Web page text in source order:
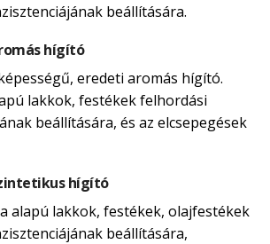
beállítására.
hígító
eredeti aromás hígító.
lakkok, festékek felhordási
beállítására, és az elcsepegések
hígító
alapú lakkok, festékek, olajfestékek
beállítására,